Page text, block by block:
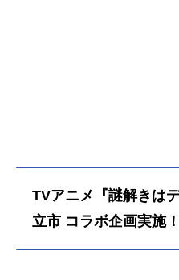
年6月
生麗子
京一郎
監督：
真理
TVアニメ『謎解きは
立市 コラボ企画実施！